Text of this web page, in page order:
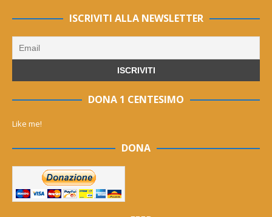
ISCRIVITI ALLA NEWSLETTER
DONA 1 CENTESIMO
Like me!
DONA